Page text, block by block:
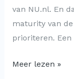
van NU.nl. En
maturity van de
prioriteren. Een
Meer lezen »